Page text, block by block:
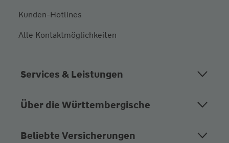
Kunden-Hotlines
Alle Kontaktmöglichkeiten
Services & Leistungen
Über die Württembergische
Beliebte Versicherungen